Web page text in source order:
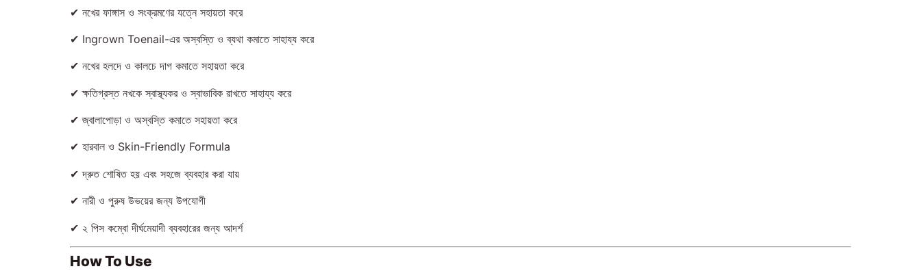
✔ নখের ফাঙ্গাস ও সংক্রমণের যত্নে সহায়তা করে
✔ Ingrown Toenail-এর অস্বস্তি ও ব্যথা কমাতে সাহায্য করে
✔ নখের হলদে ও কালচে দাগ কমাতে সহায়তা করে
✔ ক্ষতিগ্রস্ত নখকে স্বাস্থ্যকর ও স্বাভাবিক রাখতে সাহায্য করে
✔ জ্বালাপোড়া ও অস্বস্তি কমাতে সহায়তা করে
✔ হারবাল ও Skin-Friendly Formula
✔ দ্রুত শোষিত হয় এবং সহজে ব্যবহার করা যায়
✔ নারী ও পুরুষ উভয়ের জন্য উপযোগী
✔ ২ পিস কম্বো দীর্ঘমেয়াদী ব্যবহারের জন্য আদর্শ
How To Use